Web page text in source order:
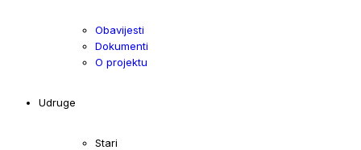
Obavijesti
Dokumenti
O projektu
Udruge
Stari